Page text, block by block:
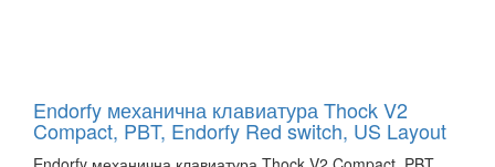
Endorfy механична клавиатура Thock V2
Compact, PBT, Endorfy Red switch, US Layout